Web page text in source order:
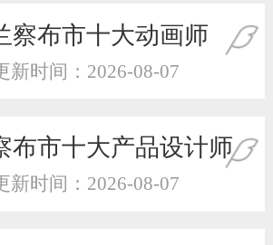
察布市十大动画师
新时间：2026-08-07
布市十大产品设计师
新时间：2026-08-07